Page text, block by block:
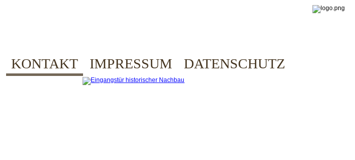
KONTAKT IMPRESSUM DATENSCHUTZ